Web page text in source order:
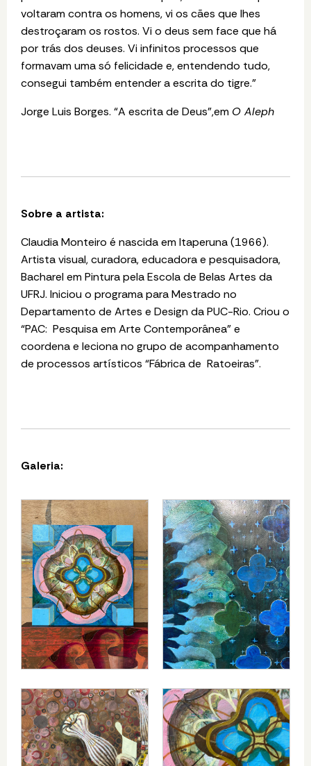
voltaram contra os homens, vi os cães que lhes
destroçaram os rostos. Vi o deus sem face que há
por trás dos deuses. Vi infinitos processos que
formavam uma só felicidade e, entendendo tudo,
consegui também entender a escrita do tigre.”
Jorge Luis Borges. “A escrita de Deus”,em O Aleph
Sobre a artista:
Claudia Monteiro é nascida em Itaperuna (1966).
Artista visual, curadora, educadora e pesquisadora,
Bacharel em Pintura pela Escola de Belas Artes da
UFRJ. Iniciou o programa para Mestrado no
Departamento de Artes e Design da PUC-Rio. Criou o
“PAC: Pesquisa em Arte Contemporânea” e
coordena e leciona no grupo de acompanhamento
de processos artísticos “Fábrica de Ratoeiras”.
Galeria: